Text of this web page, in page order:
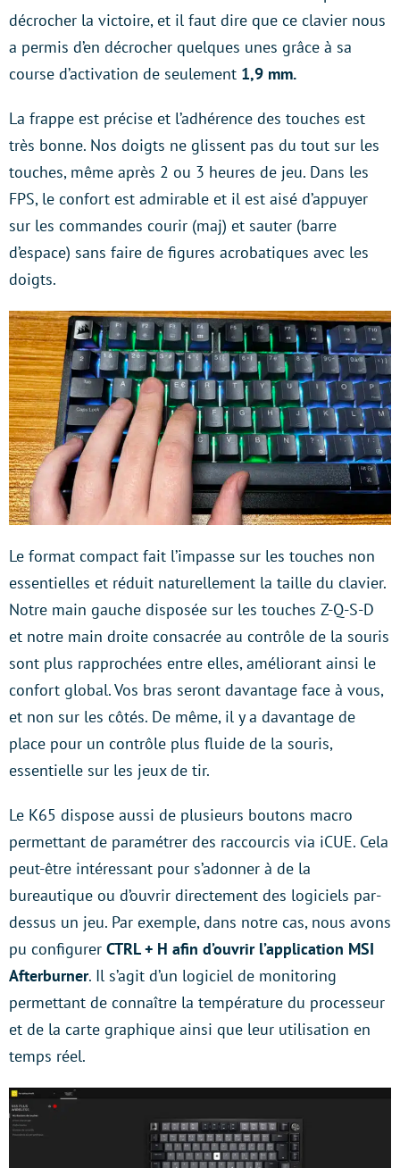
décrocher la victoire, et il faut dire que ce clavier nous
a permis d’en décrocher quelques unes grâce à sa
course d’activation de seulement 1,9 mm.
La frappe est précise et l’adhérence des touches est
très bonne. Nos doigts ne glissent pas du tout sur les
touches, même après 2 ou 3 heures de jeu. Dans les
FPS, le confort est admirable et il est aisé d’appuyer
sur les commandes courir (maj) et sauter (barre
d’espace) sans faire de figures acrobatiques avec les
doigts.
Le format compact fait l’impasse sur les touches non
essentielles et réduit naturellement la taille du clavier.
Notre main gauche disposée sur les touches Z-Q-S-D
et notre main droite consacrée au contrôle de la souris
sont plus rapprochées entre elles, améliorant ainsi le
confort global. Vos bras seront davantage face à vous,
et non sur les côtés. De même, il y a davantage de
place pour un contrôle plus fluide de la souris,
essentielle sur les jeux de tir.
Le K65 dispose aussi de plusieurs boutons macro
permettant de paramétrer des raccourcis via iCUE. Cela
peut-être intéressant pour s’adonner à de la
bureautique ou d’ouvrir directement des logiciels par-
dessus un jeu. Par exemple, dans notre cas, nous avons
pu configurer CTRL + H afin d’ouvrir l’application MSI
Afterburner. Il s’agit d’un logiciel de monitoring
permettant de connaître la température du processeur
et de la carte graphique ainsi que leur utilisation en
temps réel.